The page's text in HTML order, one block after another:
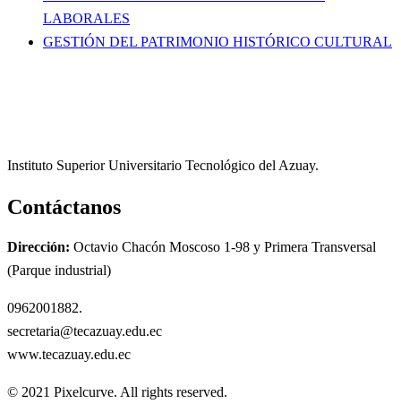
LABORALES
GESTIÓN DEL PATRIMONIO HISTÓRICO CULTURAL
Instituto Superior Universitario Tecnológico del Azuay.
Contáctanos
Dirección: Octavio Chacón Moscoso 1-98 y Primera Transversal
(Parque industrial)
0962001882.
secretaria@tecazuay.edu.ec
www.tecazuay.edu.ec
© 2021 Pixelcurve. All rights reserved.